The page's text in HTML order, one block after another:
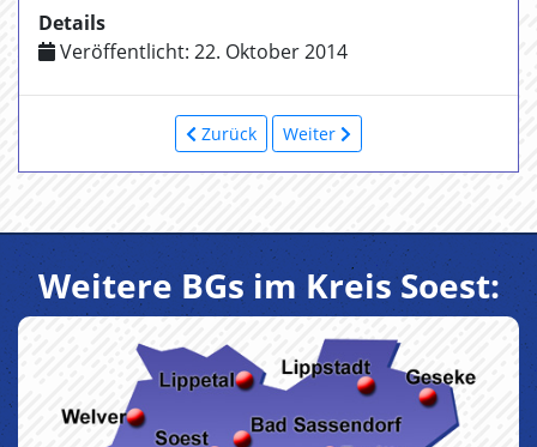
Details
Veröffentlicht: 22. Oktober 2014
Zurück Weiter
Weitere BGs im Kreis Soest: